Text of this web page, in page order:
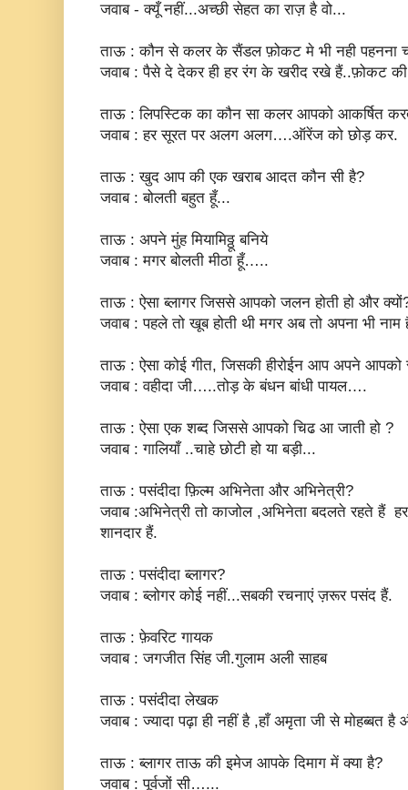
जवाब - क्यूँ नहीं...अच्छी सेहत का राज़ है वो...
ताऊ : कौन से कलर के सैंडल फ़ोकट मे भी नही पहनना
जवाब : पैसे दे देकर ही हर रंग के खरीद रखे हैं..फ़ोकट की
ताऊ : लिपस्टिक का कौन सा कलर आपको आकर्षित
जवाब : हर सूरत पर अलग अलग….ऑरेंज को छोड़ कर.
ताऊ : खुद आप की एक खराब आदत कौन सी है?
जवाब : बोलती बहुत हूँ...
ताऊ : अपने मुंह मियामिठ्ठू बनिये
जवाब : मगर बोलती मीठा हूँ…..
ताऊ : ऐसा ब्लागर जिससे आपको जलन होती हो और
जवाब : पहले तो खूब होती थी मगर अब तो अपना भी
ताऊ : ऐसा कोई गीत, जिसकी हीरोईन आप अपने आपको
जवाब : वहीदा जी…..तोड़ के बंधन बांधी पायल….
ताऊ : ऐसा एक शब्द जिससे आपको चिढ आ जाती हो ?
जवाब : गालियाँ ..चाहे छोटी हो या बड़ी...
ताऊ : पसंदीदा फ़िल्म अभिनेता और अभिनेत्री?
जवाब :अभिनेत्री तो काजोल ,अभिनेता बदलते रहते हैं
शानदार हैं.
ताऊ : पसंदीदा ब्लागर?
जवाब : ब्लोगर कोई नहीं...सबकी रचनाएं ज़रूर पसंद हैं.
ताऊ : फ़ेवरिट गायक
जवाब : जगजीत सिंह जी.गुलाम अली साहब
ताऊ : पसंदीदा लेखक
जवाब : ज्यादा पढ़ा ही नहीं है ,हाँ अमृता जी से मोहब्बत
ताऊ : ब्लागर ताऊ की इमेज आपके दिमाग में क्या है?
जवाब : पूर्वजों सी…...